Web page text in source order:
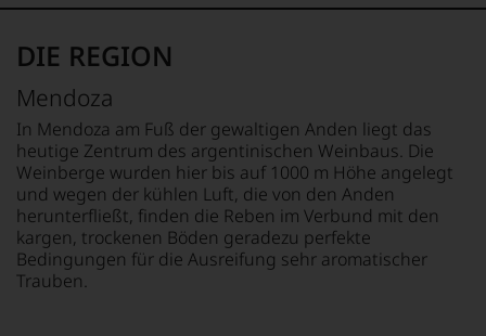
Medaillen
Weinjournalisten
Fachpublikationen
unseren
Aussendungen
oder
in
unserem
Webshop,
um
zu
TRINKTEMPERATUR
15 % Vol.
DIE REGION
Mendoza
In Mendoza am Fuß der gewaltigen Anden liegt das
heutige Zentrum des argentinischen Weinbaus. Die
Weinberge wurden hier bis auf 1000 m Höhe angelegt
und wegen der kühlen Luft, die von den Anden
herunterfließt, finden die Reben im Verbund mit den
kargen, trockenen Böden geradezu perfekte
Bedingungen für die Ausreifung sehr aromatischer
Trauben.